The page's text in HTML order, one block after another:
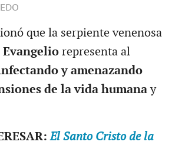
que la serpiente venenosa
Evangeliorepresenta al
y amenazando
de la vida humanay
El Santo Cristo de la